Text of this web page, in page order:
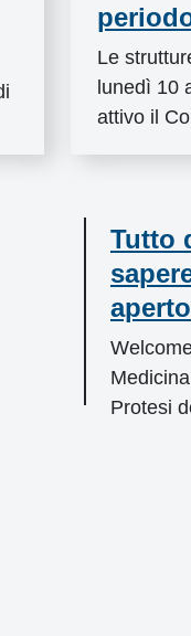
Le
lunedì 10
attivo il
Tutto
aperto
Protesi